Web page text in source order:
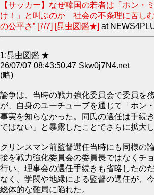
【サッカー】なぜ韓国の若者は「ホン・
け！」と叫ぶのか 社会の不条理に苦し
の公平さ” [7/7] [昆虫図鑑★] at
1:昆虫図鑑 ★
26/07/07 08:43:50.47 Skw0j7N4.net
(略)
論争は、当時の戦力強化委員会で委員を
が、自身のユーチューブを通じて「ホン
事実を知らなかった。同氏の選任は手続
ではない」と暴露したことでさらに拡大し
クリンスマン前監督選任当時にも同様の
接を戦力強化委員会の委員長ではなくチ
行い、理事会の選任手続きも省略したの
なく、学閥や地縁による監督の選任が、
総体的な難局に陥れた。